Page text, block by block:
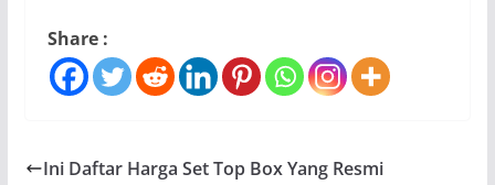
Share :
Ini Daftar Harga Set Top Box Yang Resmi